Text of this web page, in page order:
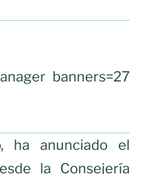
banners=27
ha anunciado el
la Consejería